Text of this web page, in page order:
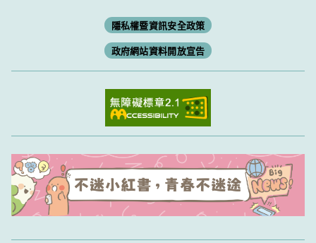
隱私權暨資訊安全政策
政府網站資料開放宣告